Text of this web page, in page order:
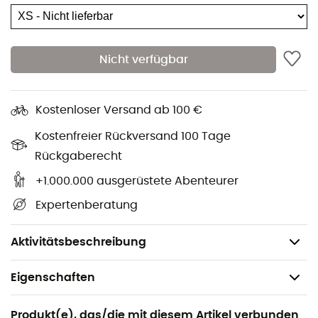
Nicht verfügbar
Kostenloser Versand ab 100 €
Kostenfreier Rückversand 100 Tage
Rückgaberecht
+1.000.000 ausgerüstete Abenteurer
Expertenberatung
Aktivitätsbeschreibung
Bergenbegleiten.
(Tencel™) - 15 % Polyamid
Schnelltrocknend
Leicht & langlebig
Kühlende Wirkung durch Tencel™-Fasern
einem Durchmesser von 17,5 Mikron.
Gewicht: 78 g
Eigenschaften
Geeignet für
Produkt(e), das/die mit diesem Artikel verbunden